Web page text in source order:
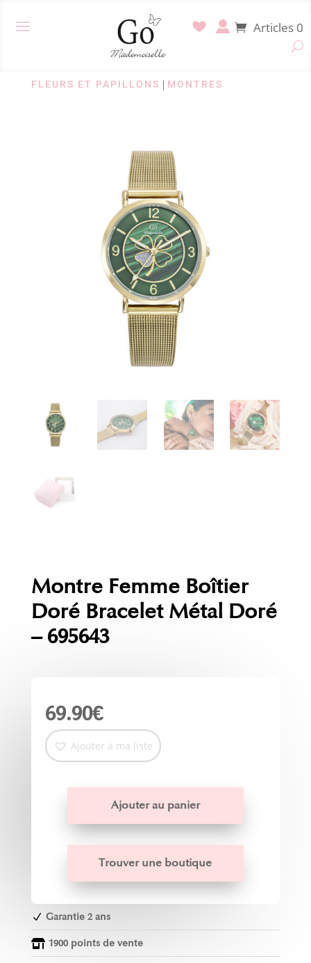
Articles 0
FLEURS ET PAPILLONS | MONTRES
Montre Femme Boîtier
Doré Bracelet Métal Doré
– 695643
69.90€
Ajouter à ma liste
Ajouter au panier
Trouver une boutique
N Garantie 2 ans
 1900 points de vente